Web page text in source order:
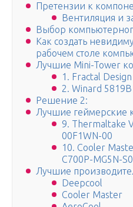
Претензии к
Вентиляция и
Выбор
Как создать
рабочем столе
Лучшие Mini-Tower
1. Fractal
2. Winard 5819B
Решение 2:
Лучшие геймерские
9. Thermaltake
00F1WN-00
10. Cooler
C700P-MG5N-
Лучшие
Deepcool
Cooler Master